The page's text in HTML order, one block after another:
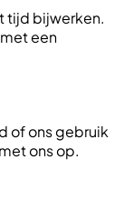
tijd bijwerken.
een
of ons gebruik
ons op.